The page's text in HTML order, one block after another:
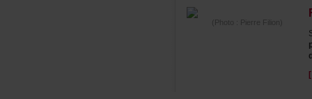
(Photo:PierreFilion)